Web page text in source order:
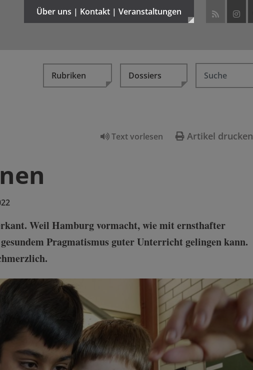
Über uns | Kontakt | Veranstaltungen
Rubriken Dossiers
Text vorlesen Artikel drucken
Weil Hamburg vormacht, wie mit ernsthafter
Pragmatismus guter Unterricht gelingen kann.